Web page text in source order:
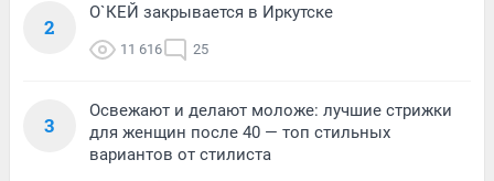
2
О`КЕЙ закрывается в Иркутске
11 616 25
3
Освежают и делают моложе: лучшие стрижки
для женщин после 40 — топ стильных
вариантов от стилиста